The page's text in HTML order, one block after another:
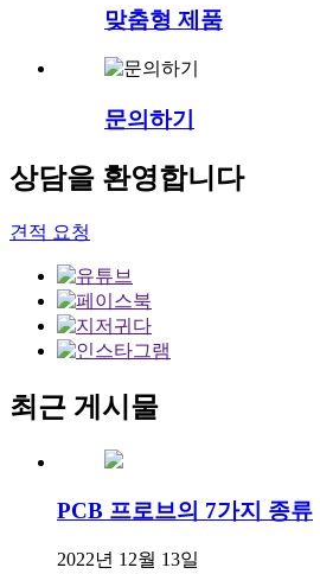
맞춤형 제품
문의하기
상담을 환영합니다
견적 요청
최근 게시물
PCB 프로브의 7가지 종류
2022년 12월 13일